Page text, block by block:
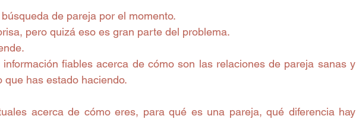
de pareja por el momento.
pero quizá eso es gran parte del problema.
fiables acerca de cómo son las relaciones de pareja sanas y
que has estado haciendo.
acerca de cómo eres, para qué es una pareja, qué diferencia hay